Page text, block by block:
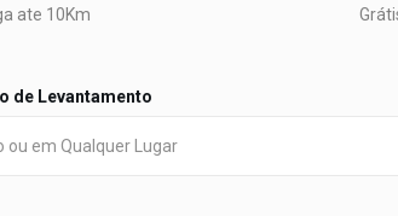
ate 10Km
de Levantamento